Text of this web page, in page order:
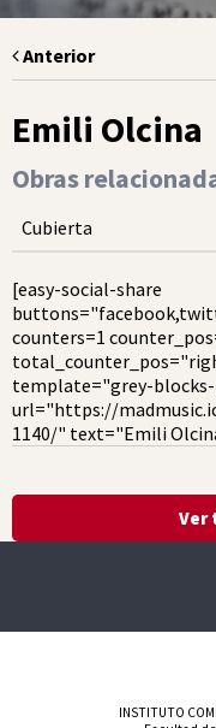
Anterior
Emili Olcina
Obras
Cubierta
[easy-social-share
counters=1
template="grey-
url="https://
1140/" text="Emili
Ver
INSTITUTO